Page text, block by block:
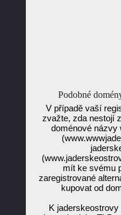
Podobné
V případě vaší
zvažte, zda nestojí
doménové názvy
mít ke svému
zaregistrované
kupovat od
K